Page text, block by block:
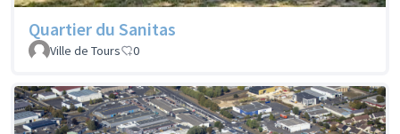
Quartier du Sanitas
Ville de Tours 0